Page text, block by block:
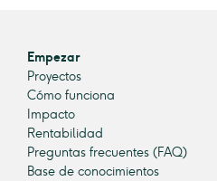
Empezar
Proyectos
Cómo funciona
Impacto
Rentabilidad
Preguntas frecuentes (FAQ)
Base de conocimientos